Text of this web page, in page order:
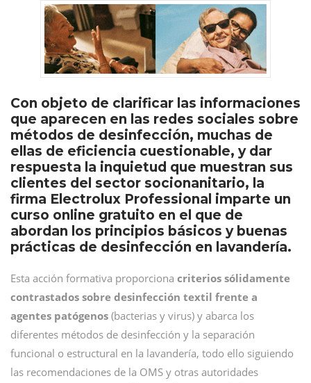
Con objeto de clarificar las informaciones
que aparecen en las redes sociales sobre
métodos de desinfección, muchas de
ellas de eficiencia cuestionable, y dar
respuesta la inquietud que muestran sus
clientes del sector socionanitario, la
firma Electrolux Professional imparte un
curso online gratuito en el que de
abordan los principios básicos y buenas
prácticas de desinfección en lavandería.
Esta acción formativa proporciona criterios sólidamente
contrastados sobre desinfección textil frente a
agentes patógenos (bacterias y virus) y abarca los
diferentes métodos de desinfección y la separación
funcional o estructural en la lavandería, todo ello siguiendo
las recomendaciones de la OMS y otras autoridades